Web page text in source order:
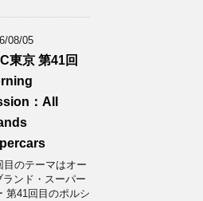
08/05
東京 第41回
：All
目のテーマはオー
ランド・スーパー
第41回目のポルシ